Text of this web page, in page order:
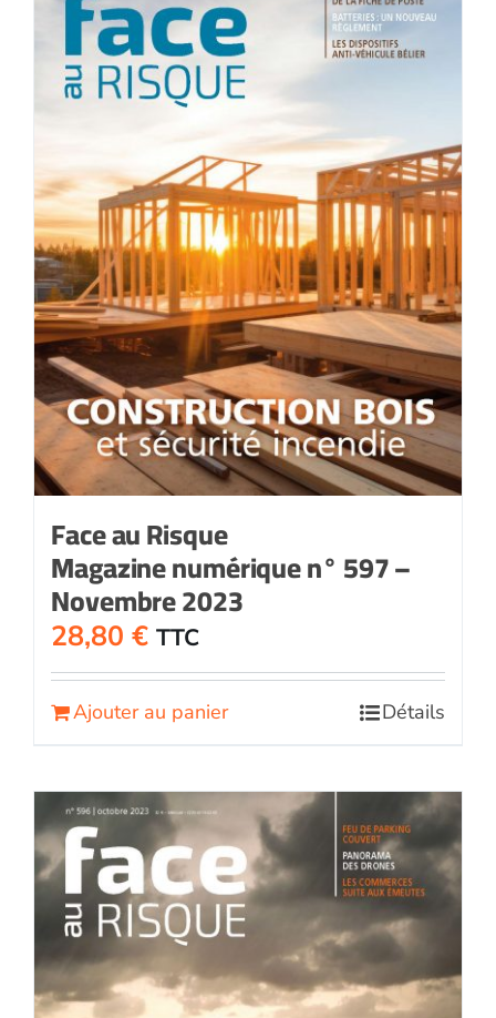
Face au Risque
Magazine numérique n° 597 –
Novembre 2023
28,80 € TTC
Ajouter au panier Détails